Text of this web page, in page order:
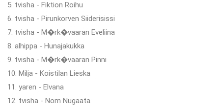
5. tvisha - Fiktion Roihu
6. tvisha - Pirunkorven Siiderisissi
7. tvisha - M�rk�vaaran Eveliina
8. alhippa - Hunajakukka
9. tvisha - M�rk�vaaran Pinni
10. Milja - Koistilan Lieska
11. yaren - Elvana
12. tvisha - Nom Nugaata